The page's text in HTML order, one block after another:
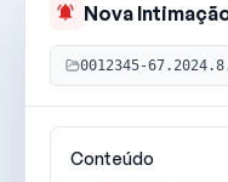
Nova
0012345-
Conteúdo